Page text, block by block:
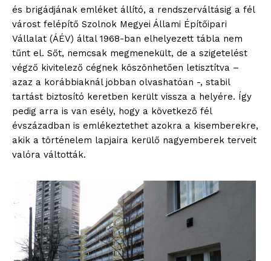
és brigádjának emléket állító, a rendszerváltásig a fél
várost felépítő Szolnok Megyei Állami Építőipari
Vállalat (ÁÉV) által 1968-ban elhelyezett tábla nem
tűnt el. Sőt, nemcsak megmenekült, de a szigetelést
végző kivitelező cégnek köszönhetően letisztítva –
azaz a korábbiaknál jobban olvashatóan -, stabil
tartást biztosító keretben került vissza a helyére. Így
pedig arra is van esély, hogy a következő fél
évszázadban is emlékeztethet azokra a kisemberekre,
akik a történelem lapjaira kerülő nagyemberek terveit
valóra váltották.